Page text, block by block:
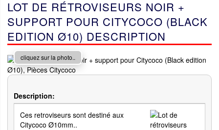
LOT DE RÉTROVISEURS NOIR +
SUPPORT POUR CITYCOCO (BLACK
EDITION Ø10) DESCRIPTION
cliquez sur la photo..
Description:
Ces retroviseurs sont destiné aux
Citycoco Ø10mm..